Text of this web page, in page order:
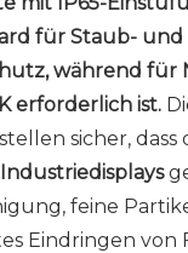
für Staub- und
während für
erforderlich ist.
sicher, dass
Industriedisplays
feine
Eindringen von